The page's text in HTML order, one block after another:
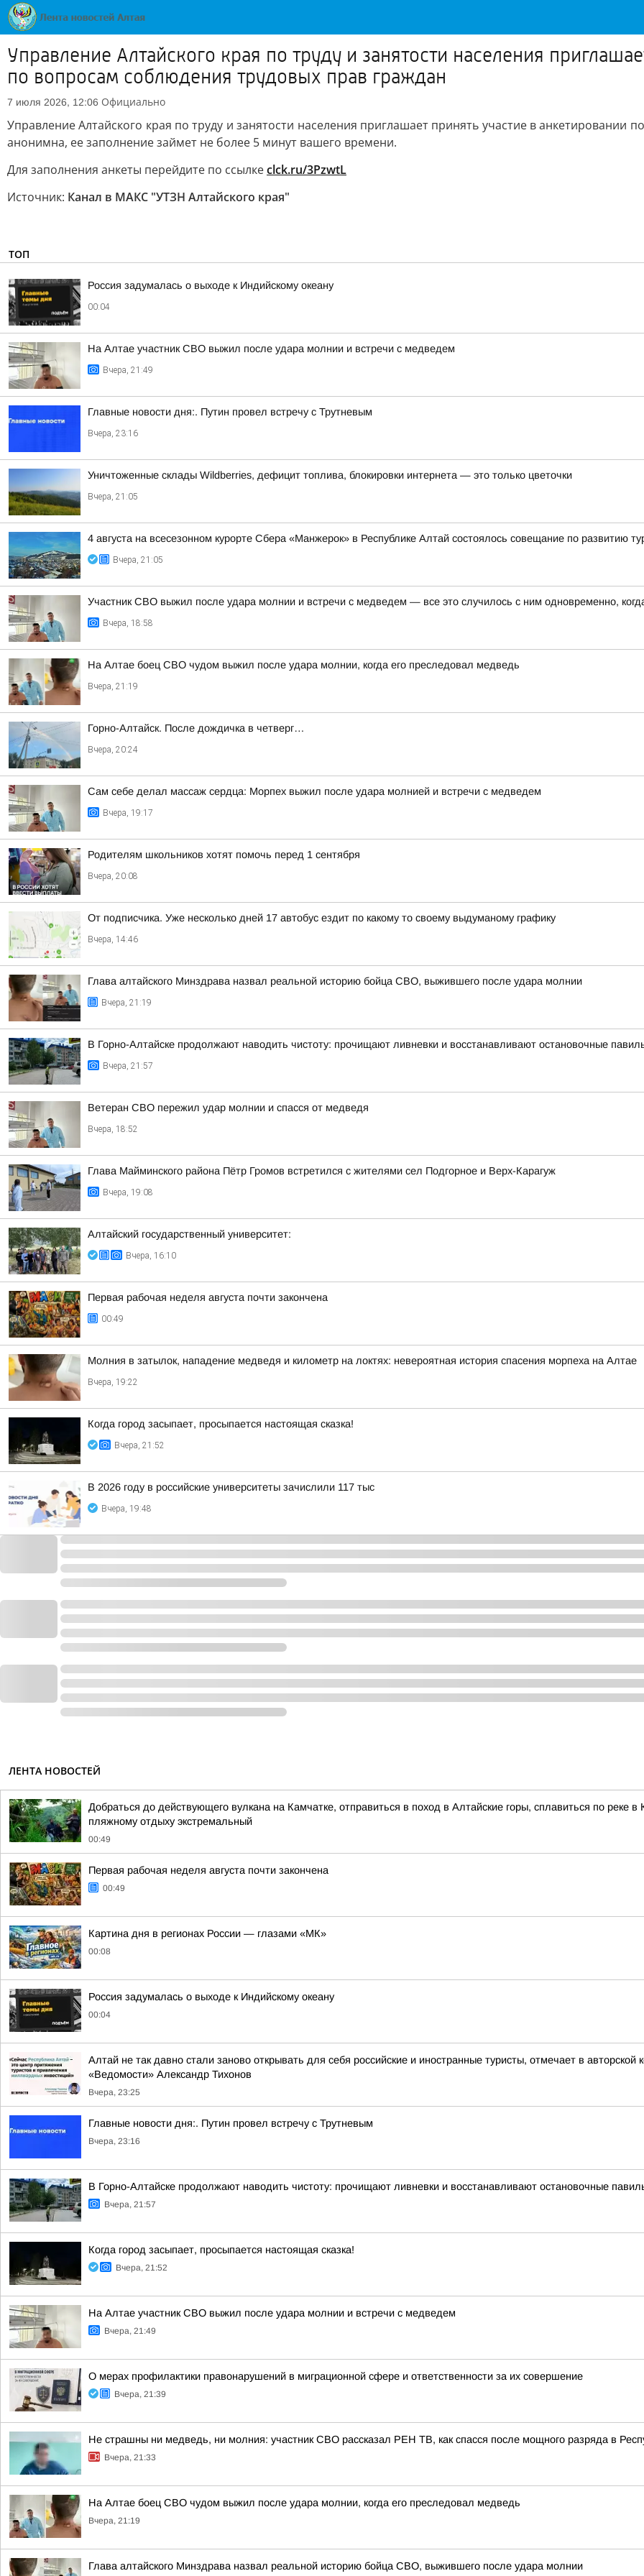
Управление Алтайского края по труду и занятости населения
по вопросам соблюдения трудовых прав граждан
7 июля 2026, 12:06 Официально
Управление Алтайского края по труду и занятости населения приглашает принять участие в анкетировании
анонимна, ее заполнение займет не более 5 минут вашего времени.
Для заполнения анкеты перейдите по ссылкеclck.ru/3PzwtL
Источник: Канал в МАКС "УТЗН Алтайского края"
ТОП
Россия задумалась о выходе к Индийскому океану
00:04
На Алтае участник СВО выжил после удара молнии и встречи с медведем
Вчера, 21:49
Главные новости дня:. Путин провел встречу с Трутневым
Вчера, 23:16
Уничтоженные склады Wildberries, дефицит топлива, блокировки интернета — это только цветочки
Вчера, 21:05
4 августа на всесезонном курорте Сбера «Манжерок» в Республике Алтай состоялось совещание по развитию
Вчера, 21:05
Участник СВО выжил после удара молнии и встречи с медведем — все это случилось с ним одновременно,
Вчера, 18:58
На Алтае боец СВО чудом выжил после удара молнии, когда его преследовал медведь
Вчера, 21:19
Горно-Алтайск. После дождичка в четверг…
Вчера, 20:24
Сам себе делал массаж сердца: Морпех выжил после удара молнией и встречи с медведем
Вчера, 19:17
Родителям школьников хотят помочь перед 1 сентября
Вчера, 20:08
От подписчика. Уже несколько дней 17 автобус ездит по какому то своему выдуманому графику
Вчера, 14:46
Глава алтайского Минздрава назвал реальной историю бойца СВО, выжившего после удара молнии
Вчера, 21:19
В Горно-Алтайске продолжают наводить чистоту: прочищают ливневки и восстанавливают остановочные
Вчера, 21:57
Ветеран СВО пережил удар молнии и спасся от медведя
Вчера, 18:52
Глава Майминского района Пётр Громов встретился с жителями сел Подгорное и Верх-Карагуж
Вчера, 19:08
Алтайский государственный университет:
Вчера, 16:10
Первая рабочая неделя августа почти закончена
00:49
Молния в затылок, нападение медведя и километр на локтях: невероятная история спасения морпеха на Алтае
Вчера, 19:22
Когда город засыпает, просыпается настоящая сказка!
Вчера, 21:52
В 2026 году в российские университеты зачислили 117 тыс
Вчера, 19:48
ЛЕНТА НОВОСТЕЙ
Добраться до действующего вулкана на Камчатке, отправиться в поход в Алтайские горы, сплавиться по
пляжному отдыху экстремальный
00:49
Первая рабочая неделя августа почти закончена
00:49
Картина дня в регионах России — глазами «МК»
00:08
Россия задумалась о выходе к Индийскому океану
00:04
Алтай не так давно стали заново открывать для себя российские и иностранные туристы, отмечает в
«Ведомости» Александр Тихонов
Вчера, 23:25
Главные новости дня:. Путин провел встречу с Трутневым
Вчера, 23:16
В Горно-Алтайске продолжают наводить чистоту: прочищают ливневки и восстанавливают остановочные
Вчера, 21:57
Когда город засыпает, просыпается настоящая сказка!
Вчера, 21:52
На Алтае участник СВО выжил после удара молнии и встречи с медведем
Вчера, 21:49
О мерах профилактики правонарушений в миграционной сфере и ответственности за их совершение
Вчера, 21:39
Не страшны ни медведь, ни молния: участник СВО рассказал РЕН ТВ, как спасся после мощного разряда в
Вчера, 21:33
На Алтае боец СВО чудом выжил после удара молнии, когда его преследовал медведь
Вчера, 21:19
Глава алтайского Минздрава назвал реальной историю бойца СВО, выжившего после удара молнии